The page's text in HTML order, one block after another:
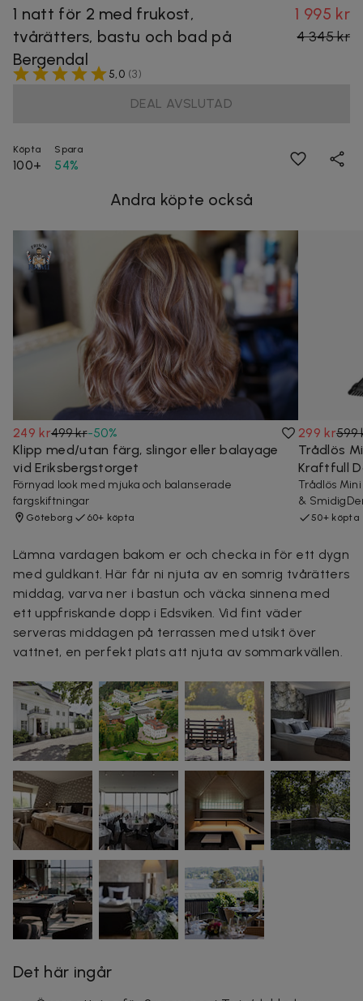
1 natt för 2 med frukost,
tvårätters, bastu och bad på
Bergendal
1 995 kr
4 345 kr
5,0 (3)
DEAL AVSLUTAD
Köpta
100+
Spara
54%
Andra köpte också
249 kr499 kr-50%
Klipp med/utan färg, slingor eller balayage
vid Eriksbergstorget
Förnyad look med mjuka och balanserade
färgskiftningar
Göteborg 60+ köpta
299 kr599
Trådlös
Kraftfull
Trådlös
&
50+ köpta
Lämna vardagen bakom er och checka in för ett dygn
med guldkant. Här får ni njuta av en somrig tvårätters
middag, varva ner i bastun och väcka sinnena med
ett uppfriskande dopp i Edsviken. Vid fint väder
serveras middagen på terrassen med utsikt över
vattnet, en perfekt plats att njuta av sommarkvällen.
Det här ingår